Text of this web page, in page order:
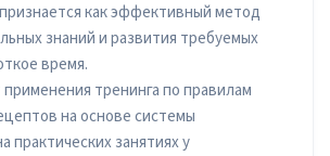
как эффективный метод
знаний и развития требуемых
время.
тренинга по правилам
на основе системы
практических занятиях у